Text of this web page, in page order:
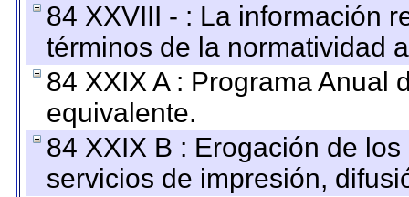
84 XXVIII - : La información
términos de la normatividad
84 XXIX A : Programa Anual
equivalente.
84 XXIX B : Erogación de
servicios de impresión,